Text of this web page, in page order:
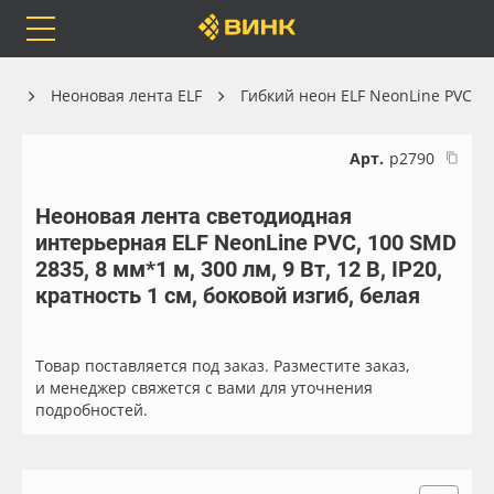
Каталог
Orafol
Доставка
Весь каталог
Рулонные материалы
Листовые материалы
Неоновая лента ELF Гибкий неон ELF NeonLine PVC
Арт. р2790
Неоновая лента светодиодная
интерьерная ELF NeonLine PVC, 100 SMD
2835, 8 мм*1 м, 300 лм, 9 Вт, 12 В, IP20,
кратность 1 см, боковой изгиб, белая
Товар поставляется под заказ. Разместите заказ,
и менеджер свяжется с вами для уточнения
подробностей.